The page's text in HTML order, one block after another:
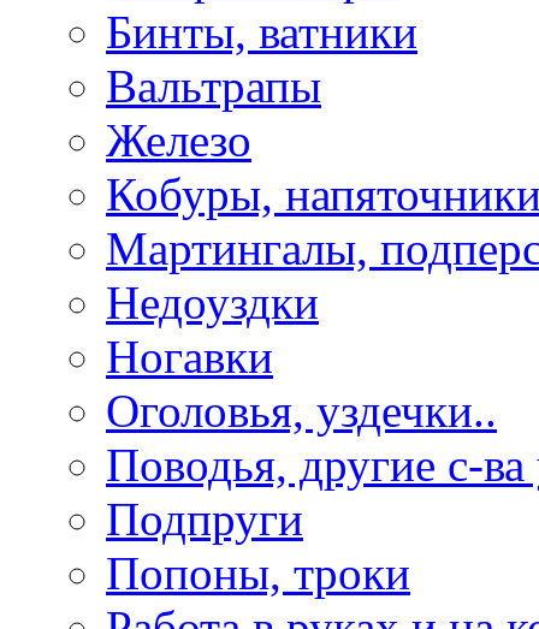
Бинты, ватники
Вальтрапы
Железо
Кобуры,
Мартингалы,
Недоуздки
Ногавки
Оголовья, уздечки..
Поводья, другие с-
Подпруги
Попоны, троки